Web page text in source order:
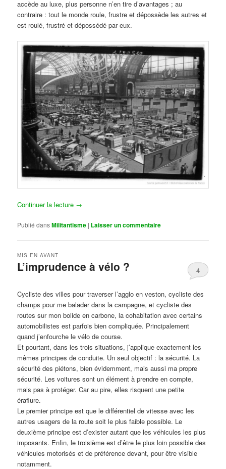
accède au luxe, plus personne n’en tire d’avantages ; au
contraire : tout le monde roule, frustre et dépossède les autres et
est roulé, frustré et dépossédé par eux.
Continuer la lecture →
Publié dansMilitantisme | Laisser un commentaire
L’imprudence à vélo ?
MIS EN AVANT
4
Cycliste des villes pour traverser l’agglo en veston, cycliste des
champs pour me balader dans la campagne, et cycliste des
routes sur mon bolide en carbone, la cohabitation avec certains
automobilistes est parfois bien compliquée. Principalement
quand j’enfourche le vélo de course.
Et pourtant, dans les trois situations, j’applique exactement les
mêmes principes de conduite. Un seul objectif : la sécurité. La
sécurité des piétons, bien évidemment, mais aussi ma propre
sécurité. Les voitures sont un élément à prendre en compte,
mais pas à protéger. Car au pire, elles risquent une petite
éraflure.
Le premier principe est que le différentiel de vitesse avec les
autres usagers de la route soit le plus faible possible. Le
deuxième principe est d’exister autant que les véhicules les plus
imposants. Enfin, le troisième est d’être le plus loin possible des
véhicules motorisés et de préférence devant, pour être visible
notamment.